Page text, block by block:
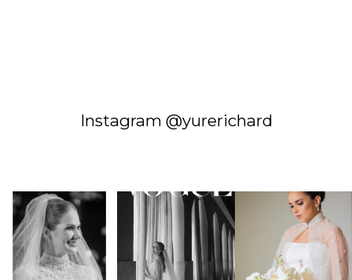
Instagram @yurerichard